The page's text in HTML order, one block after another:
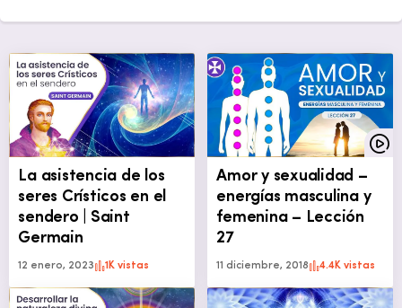
La asistencia de los
seres Crísticos en el
sendero | Saint
Germain
12 enero, 2023 1K vistas
Amor y sexualidad –
energías masculina y
femenina – Lección
27
11 diciembre, 2018 4.4K vistas